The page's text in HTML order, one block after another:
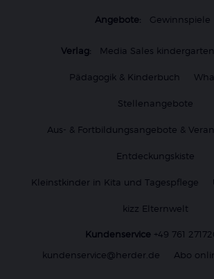
Angebote: Gewinnspiele
Verlag: Media Sales
Pädagogik & Kinderbuch
Stellenangebote
Aus- & Fortbildungsangebote &
Entdeckungskiste
Kleinstkinder in Kita und Tagespflege
kizz Elternwelt
Kundenservice +49 761
kundenservice@herder.de
Abo